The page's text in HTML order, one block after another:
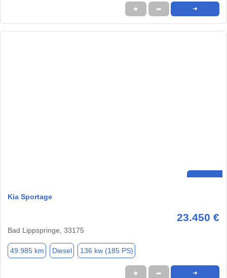
★ ➦ ➜
Kia Sportage
23.450 €
Bad Lippspringe, 33175
49.985 km Diesel 136 kw (185 PS)
★ ➦ ➜